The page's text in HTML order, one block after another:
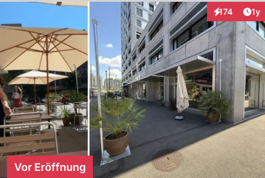
174
Interaktionen
1y
Vor Eröffnung